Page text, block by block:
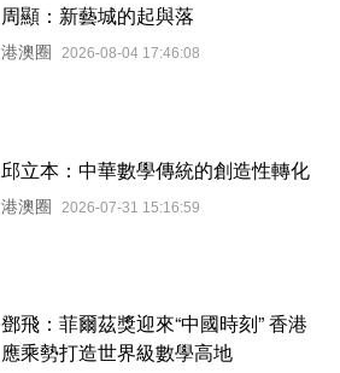
周顯：新藝城的起與落
港澳圈 2026-08-04 17:46:08
邱立本：中華數學傳統的創造性轉化
港澳圈 2026-07-31 15:16:59
鄧飛：菲爾茲獎迎來“中國時刻” 香港
應乘勢打造世界級數學高地